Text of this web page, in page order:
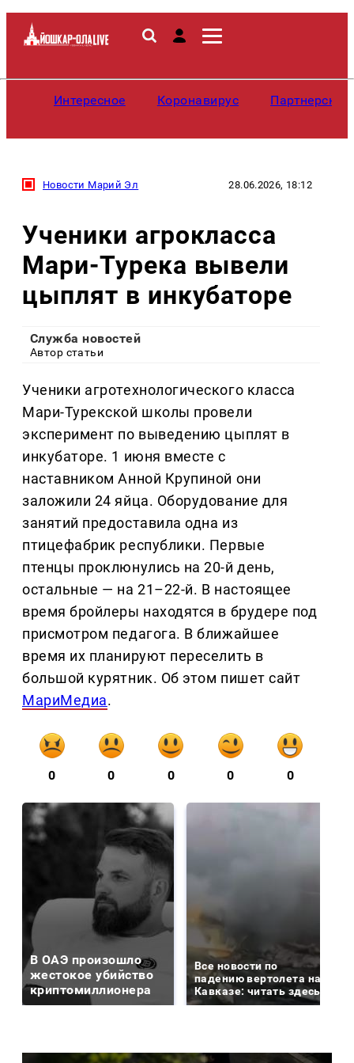
Интересное Коронавирус
Новости Марий Эл 28.06.2026, 18:12
Ученики агрокласса
Мари-Турека вывели
цыплят в инкубаторе
Служба новостей
Автор статьи
Ученики агротехнологического класса
Мари-Турекской школы провели
эксперимент по выведению цыплят в
инкубаторе. 1 июня вместе с
наставником Анной Крупиной они
заложили 24 яйца. Оборудование для
занятий предоставила одна из
птицефабрик республики. Первые
птенцы проклюнулись на 20-й день,
остальные — на 21–22-й. В настоящее
время бройлеры находятся в брудере под
присмотром педагога. В ближайшее
время их планируют переселить в
большой курятник. Об этом пишет сайт
МариМедиа.
0 0 0 0 0
В ОАЭ произошло
жестокое убийство
криптомиллионера
Все новости по
падению вертолета на
Кавказе: читать здесь